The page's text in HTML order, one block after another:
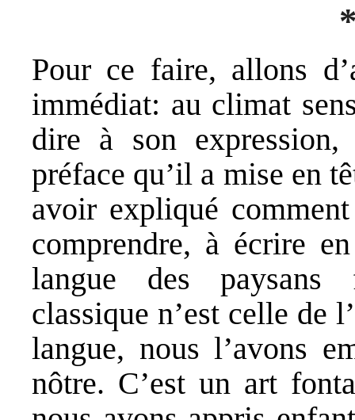
Pour ce faire, allons
immédiat: au climat
dire à son
préface qu’il a mise en
avoir expliqué
comprendre, à écrire
langue des paysans
classique n’est celle de
langue, nous l’avons
nôtre. C’est un art